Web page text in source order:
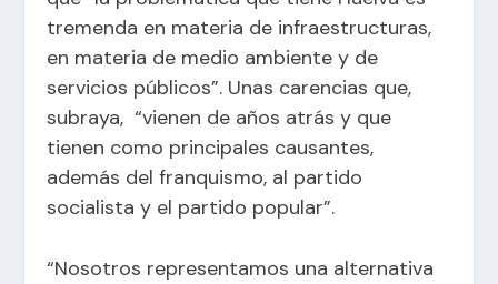
tremenda en materia de infraestructuras,
en materia de medio ambiente y de
servicios públicos”. Unas carencias que,
subraya, “vienen de años atrás y que
tienen como principales causantes,
además del franquismo, al partido
socialista y el partido popular”.
“Nosotros representamos una alternativa